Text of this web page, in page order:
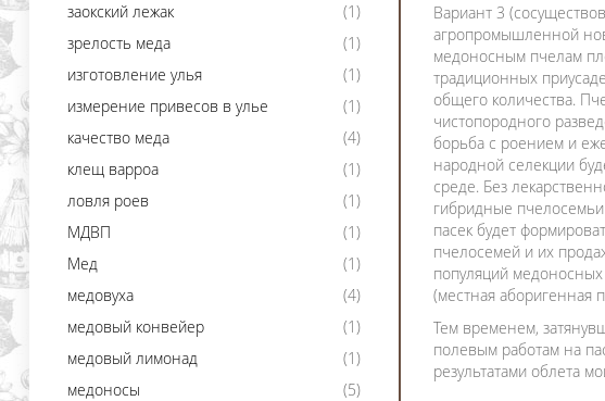
заокский лежак
(1)
зрелость меда
(1)
изготовление улья
(1)
измерение привесов в улье
(1)
качество меда
(4)
клещ варроа
(1)
ловля роев
(1)
МДВП
(1)
Мед
(1)
медовуха
(4)
медовый конвейер
(1)
медовый лимонад
(1)
медоносы
(5)
Вариант 3
агропромышленной
медоносным пчелам
традиционных
общего количества.
чистопородного
борьба с роением и
народной селекции
среде. Без
гибридные
пасек будет
пчелосемей и их
популяций
(местная аборигенная
Тем временем,
полевым работам на
результатами облета